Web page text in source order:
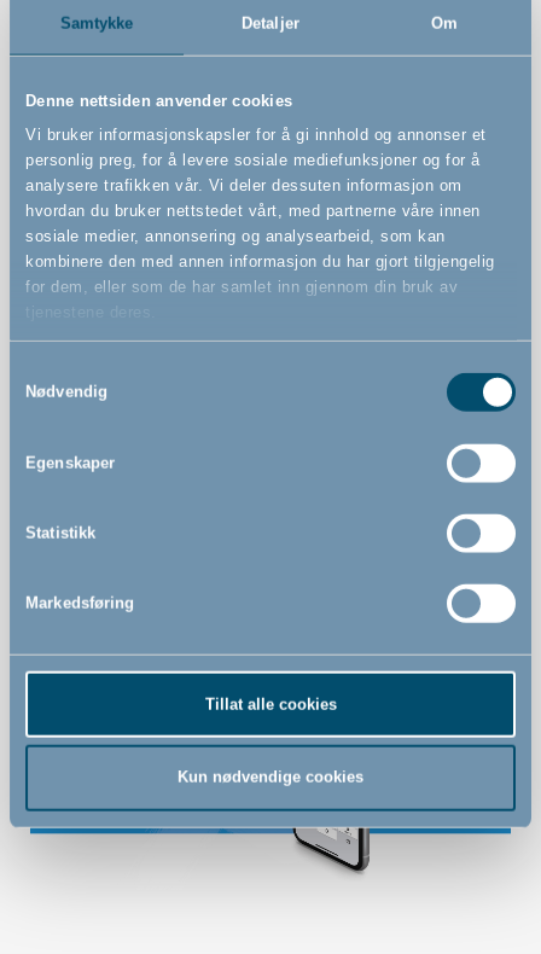
Samtykke Detaljer Om
Denne nettsiden anvender cookies
Vi bruker informasjonskapsler for å gi innhold og annonser et
personlig preg, for å levere sosiale mediefunksjoner og for å
analysere trafikken vår. Vi deler dessuten informasjon om
hvordan du bruker nettstedet vårt, med partnerne våre innen
sosiale medier, annonsering og analysearbeid, som kan
kombinere den med annen informasjon du har gjort tilgjengelig
for dem, eller som de har samlet inn gjennom din bruk av
tjenestene deres.
Nødvendig
Egenskaper
Statistikk
Markedsføring
Tillat alle cookies
Kun nødvendige cookies
Varenummer
Sikkerhetsstandard
EN 1930 : 2011
Advarsler
Spenngrind